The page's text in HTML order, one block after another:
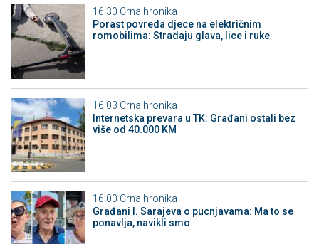
16:30 Crna hronika
Porast povreda djece na električnim
romobilima: Stradaju glava, lice i ruke
16:03 Crna hronika
Internetska prevara u TK: Građani ostali bez
više od 40.000 KM
16:00 Crna hronika
Građani I. Sarajeva o pucnjavama: Ma to se
ponavlja, navikli smo